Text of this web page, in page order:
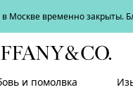
Москве временно закрыты.
и помолвка